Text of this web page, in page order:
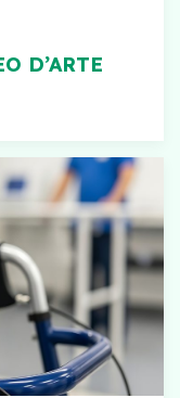
D’ARTE